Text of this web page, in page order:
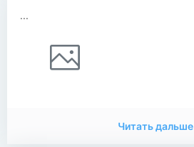
...
Читать дальше